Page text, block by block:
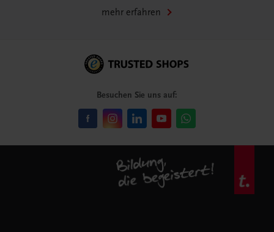
mehr erfahren
Besuchen Sie uns auf: